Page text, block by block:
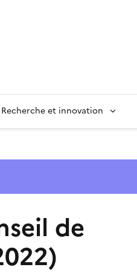
Recherche et innovation
de